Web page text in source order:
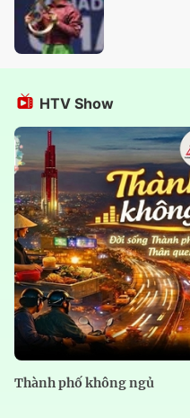
HTV Show
Thành phố không ngủ